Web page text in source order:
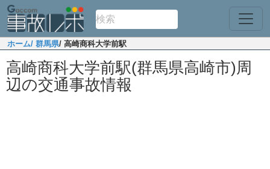
ホーム/ 群馬県/ 高崎商科大学前駅
高崎商科大学前駅(群馬県高崎市)周
辺の交通事故情報